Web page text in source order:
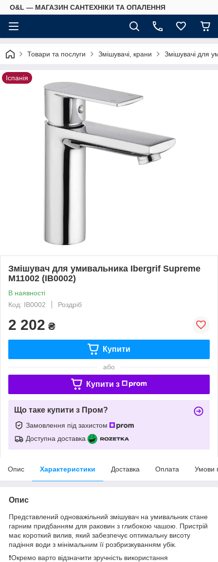
O&L — МАГАЗИН САНТЕХНІКИ ТА ОПАЛЕННЯ
Товари та послуги Змішувачі, крани Змішувачі для
Іспанія
Змішувач для умивальника Ibergrif Supreme
M11002 (IB0002)
В наявності
Код: IB0002
Роздріб
2 202 ₴
Купити
або
Купити з
Що таке купити з Пром?
Замовлення під захистом
Доступна доставка
Опис Характеристики Доставка Оплата Умови
Опис
Представлений одноважільний змішувач на умивальник стане
гарним придбанням для раковин з глибокою чашою. Пристрій
має короткий вилив, який забезпечує оптимальну висоту
падіння води з мінімальним її розбризкуванням убік.
❗️Окремо варто відзначити зручність використання